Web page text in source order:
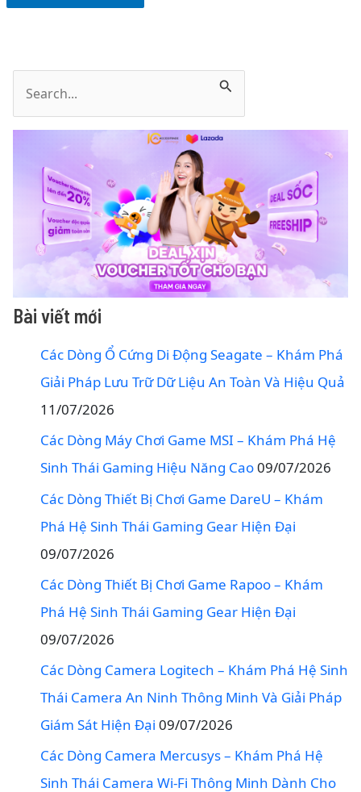
Bài viết mới
Các Dòng Ổ Cứng Di Động Seagate – Khám Phá
Giải Pháp Lưu Trữ Dữ Liệu An Toàn Và Hiệu Quả
11/07/2026
Các Dòng Máy Chơi Game MSI – Khám Phá Hệ
Sinh Thái Gaming Hiệu Năng Cao09/07/2026
Các Dòng Thiết Bị Chơi Game DareU – Khám
Phá Hệ Sinh Thái Gaming Gear Hiện Đại
09/07/2026
Các Dòng Thiết Bị Chơi Game Rapoo – Khám
Phá Hệ Sinh Thái Gaming Gear Hiện Đại
09/07/2026
Các Dòng Camera Logitech – Khám Phá Hệ Sinh
Thái Camera An Ninh Thông Minh Và Giải Pháp
Giám Sát Hiện Đại 09/07/2026
Các Dòng Camera Mercusys – Khám Phá Hệ
Sinh Thái Camera Wi-Fi Thông Minh Dành Cho